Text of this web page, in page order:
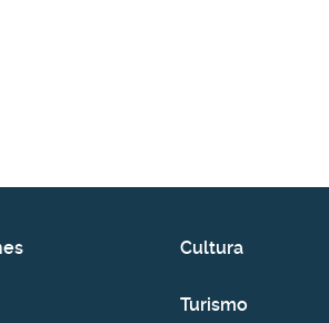
Cultura
Turismo